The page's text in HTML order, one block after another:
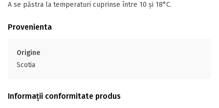
A se păstra la temperaturi cuprinse între 10 și 18°C.
Provenienta
Origine
Scotia
Informații conformitate produs